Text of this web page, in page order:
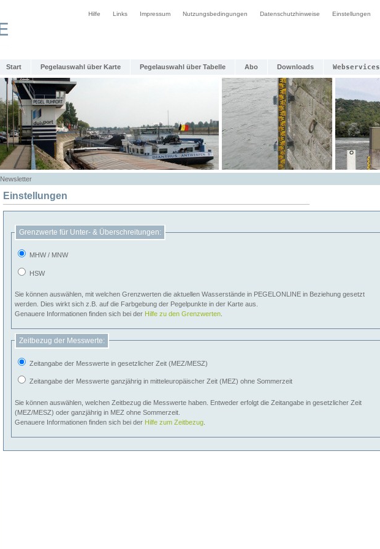
Hilfe Links Impressum Nutzungsbedingungen Datenschutzhinweise Einstellungen
Start Pegelauswahl über Karte Pegelauswahl über Tabelle Abo Downloads Webservices
Newsletter
Einstellungen
Grenzwerte für Unter- & Überschreitungen:
MHW / MNW
HSW
Sie können auswählen, mit welchen Grenzwerten die aktuellen Wasserstände in PEGELONLINE in Beziehung gesetzt
werden. Dies wirkt sich z.B. auf die Farbgebung der Pegelpunkte in der Karte aus.
Genauere Informationen finden sich bei der Hilfe zu den Grenzwerten
Zeitbezug der Messwerte:
Zeitangabe der Messwerte in gesetzlicher Zeit (MEZ/MESZ)
Zeitangabe der Messwerte ganzjährig in mitteleuropäischer Zeit (MEZ) ohne Sommerzeit
Sie können auswählen, welchen Zeitbezug die Messwerte haben. Entweder erfolgt die Zeitangabe in gesetzlicher Zeit
(MEZ/MESZ) oder ganzjährig in MEZ ohne Sommerzeit.
Genauere Informationen finden sich bei der Hilfe zum Zeitbezug